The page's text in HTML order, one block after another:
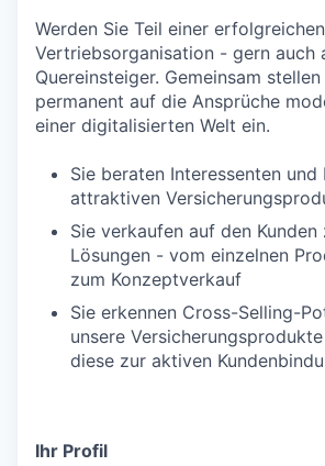
Werden Sie Teil einer erfolgreichen
Vertriebsorganisation - gern auch
Quereinsteiger. Gemeinsam
permanent auf die Ansprüche
einer digitalisierten Welt ein.
Sie beraten Interessenten und
attraktiven
Sie verkaufen auf den
Lösungen - vom einzelnen
zum Konzeptverkauf
Sie erkennen Cross-Selling-
unsere
diese zur aktiven
Ihr Profil